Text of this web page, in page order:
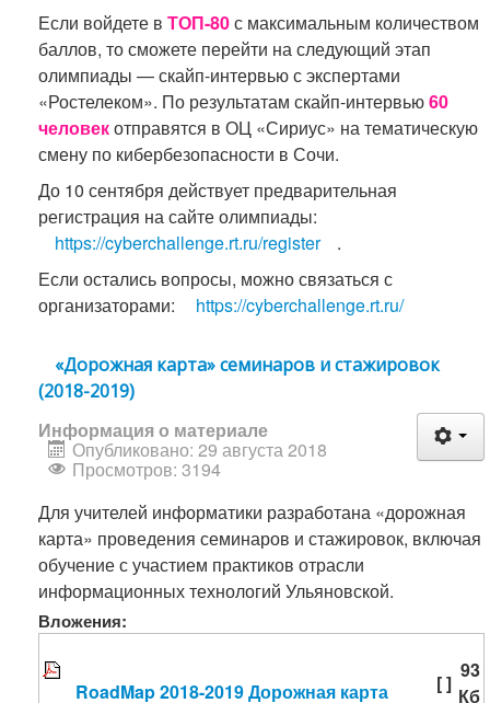
Если войдете в ТОП-80с максимальным количеством
баллов, то сможете перейти на следующий этап
олимпиады — скайп-интервью с экспертами
«Ростелеком». По результатам скайп-интервью60
человекотправятся в ОЦ «Сириус» на тематическую
смену по кибербезопасности в Сочи.
До 10 сентября действует предварительная
регистрация на сайте олимпиады:
https://cyberchallenge.rt.ru/register
.
Если остались вопросы, можно связаться с
организаторами:
https://cyberchallenge.rt.ru/
«Дорожная карта» семинаров и стажировок
(2018-2019)
Информация о материале
Опубликовано: 29 августа 2018
Просмотров: 3194
Для учителей информатики разработана «дорожная
карта» проведения семинаров и стажировок, включая
обучение с участием практиков отрасли
информационных технологий Ульяновской.
Вложения:
RoadMap 2018-2019 Дорожная карта [ ]
93
Кб